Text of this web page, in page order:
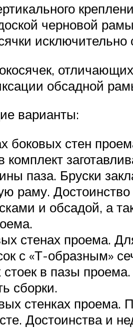
черновой
обсадной
варианты:
боковых стен
комплект
паза. Бруски
раму.
и обсадой, а
стенах проема.
с «Т-образным»
в пазы
сборки.
стенках проема.
Достоинства и